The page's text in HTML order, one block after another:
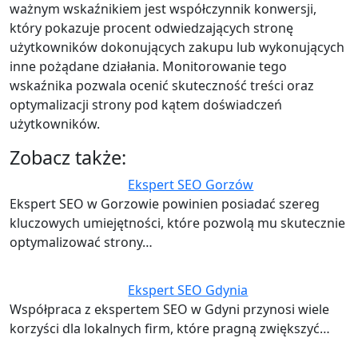
ważnym wskaźnikiem jest współczynnik konwersji,
który pokazuje procent odwiedzających stronę
użytkowników dokonujących zakupu lub wykonujących
inne pożądane działania. Monitorowanie tego
wskaźnika pozwala ocenić skuteczność treści oraz
optymalizacji strony pod kątem doświadczeń
użytkowników.
Zobacz także:
Ekspert SEO Gorzów
Ekspert SEO w Gorzowie powinien posiadać szereg
kluczowych umiejętności, które pozwolą mu skutecznie
optymalizować strony…
Ekspert SEO Gdynia
Współpraca z ekspertem SEO w Gdyni przynosi wiele
korzyści dla lokalnych firm, które pragną zwiększyć…